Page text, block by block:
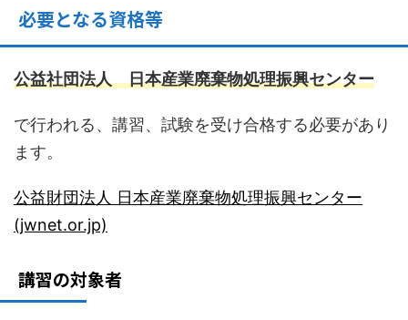
必要となる資格等
公益社団法人 日本産業廃棄物処理振興センター
で行われる、講習、試験を受け合格する必要があり
ます。
公益財団法人 日本産業廃棄物処理振興センター
(jwnet.or.jp)
講習の対象者